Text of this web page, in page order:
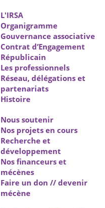
L'IRSA
Organigramme
Gouvernance associative
Contrat d’Engagement
Républicain
Les professionnels
Réseau, délégations et
partenariats
Histoire
Nous soutenir
Nos projets en cours
Recherche et
développement
Nos financeurs et
mécènes
Faire un don // devenir
mécène